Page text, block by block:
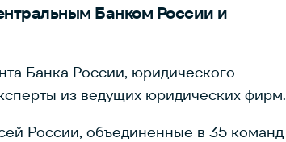
Банком России и
Банка России, юридического
из ведущих юридических фирм.
России, объединенные в 35 команд